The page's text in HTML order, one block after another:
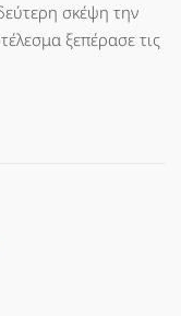
σκέψη την
ξεπέρασε τις